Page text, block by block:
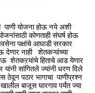
पाणी योजना होऊ नये अशी
कोणताही संघर्ष होऊ
पक्षांचे आघाडी सरकार
देणार नाही शेतकऱ्यांच्या
शेतकऱयांचे हिताचे आड येणार
यांनी सांगितले ज्यांनी धरण दिले
ठेवून पठार भागाचा पाणीप्रश्न
बाजूस घारगाव पर्यंत ज्या